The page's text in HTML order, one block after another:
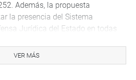
Además, la propuesta
la presencia del Sistema
Jurídica del Estado en todas
VER MÁS